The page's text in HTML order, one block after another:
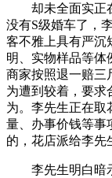
却未全面实正在
没有S级婚车了，
客不雅上具有严沉
明、实物样品等体
商家按照退一赔三
为遭到较着，要求
为。李先生正在取
量、办事价钱等事
的，花店派给李先
李先生明白暗示